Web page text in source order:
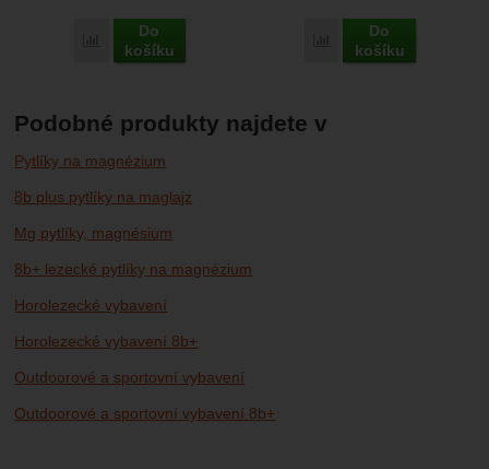
Porovnat
Do
košíku
Porovnat
Do
košíku
Podobné produkty najdete v
Pytlíky na magnézium
8b plus pytlíky na maglajz
Mg pytlíky, magnésium
8b+ lezecké pytlíky na magnézium
Horolezecké vybavení
Horolezecké vybavení 8b+
Outdoorové a sportovní vybavení
Outdoorové a sportovní vybavení 8b+